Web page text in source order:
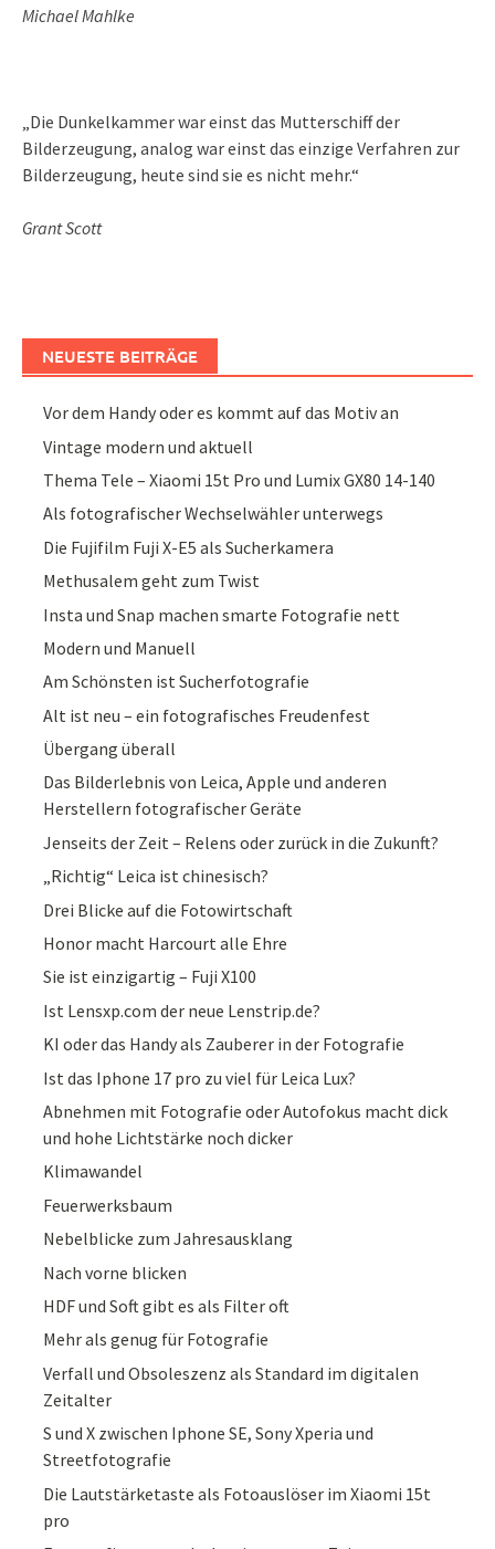
Michael Mahlke
„Die Dunkelkammer war einst das Mutterschiff der
Bilderzeugung, analog war einst das einzige Verfahren zur
Bilderzeugung, heute sind sie es nicht mehr.“
Grant Scott
NEUESTE BEITRÄGE
Vor dem Handy oder es kommt auf das Motiv an
Vintage modern und aktuell
Thema Tele – Xiaomi 15t Pro und Lumix GX80 14-140
Als fotografischer Wechselwähler unterwegs
Die Fujifilm Fuji X-E5 als Sucherkamera
Methusalem geht zum Twist
Insta und Snap machen smarte Fotografie nett
Modern und Manuell
Am Schönsten ist Sucherfotografie
Alt ist neu – ein fotografisches Freudenfest
Übergang überall
Das Bilderlebnis von Leica, Apple und anderen
Herstellern fotografischer Geräte
Jenseits der Zeit – Relens oder zurück in die Zukunft?
„Richtig“ Leica ist chinesisch?
Drei Blicke auf die Fotowirtschaft
Honor macht Harcourt alle Ehre
Sie ist einzigartig – Fuji X100
Ist Lensxp.com der neue Lenstrip.de?
KI oder das Handy als Zauberer in der Fotografie
Ist das Iphone 17 pro zu viel für Leica Lux?
Abnehmen mit Fotografie oder Autofokus macht dick
und hohe Lichtstärke noch dicker
Klimawandel
Feuerwerksbaum
Nebelblicke zum Jahresausklang
Nach vorne blicken
HDF und Soft gibt es als Filter oft
Mehr als genug für Fotografie
Verfall und Obsoleszenz als Standard im digitalen
Zeitalter
S und X zwischen Iphone SE, Sony Xperia und
Streetfotografie
Die Lautstärketaste als Fotoauslöser im Xiaomi 15t
pro